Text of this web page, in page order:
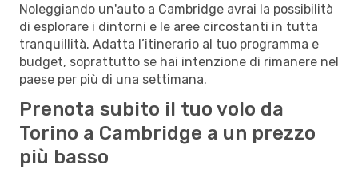
Noleggiando un'auto a Cambridge avrai la possibilità
di esplorare i dintorni e le aree circostanti in tutta
tranquillità. Adatta l’itinerario al tuo programma e
budget, soprattutto se hai intenzione di rimanere nel
paese per più di una settimana.
Prenota subito il tuo volo da
Torino a Cambridge a un prezzo
più basso